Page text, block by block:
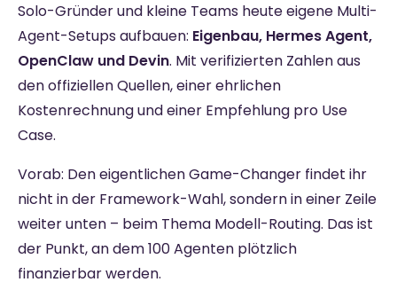
Solo-Gründer und kleine Teams heute eigene Multi-
Agent-Setups aufbauen: Eigenbau, Hermes Agent,
OpenClaw und Devin. Mit verifizierten Zahlen aus
den offiziellen Quellen, einer ehrlichen
Kostenrechnung und einer Empfehlung pro Use
Case.
Vorab: Den eigentlichen Game-Changer findet ihr
nicht in der Framework-Wahl, sondern in einer Zeile
weiter unten – beim Thema Modell-Routing. Das ist
der Punkt, an dem 100 Agenten plötzlich
finanzierbar werden.